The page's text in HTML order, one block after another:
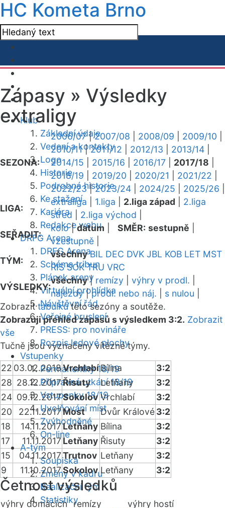
HC Kometa Brno
Klub
Základní údaje
Vedení a kontakty
Logo
Historie
Podrobná historie
Ke stažení
Kariéra
Redakce webu
DRFG Arena
DRFG Arena
Schéma tribun
Plánek areny
Virtuální prohlídka
Návštěvní řád
Veřejné bruslení
PRESS: pro novináře
Rozpis ledové plochy
Vstupenky
Permanentky 18/19
Přípravná utkání 18/19
Vstupenky 18/19
Uvolňování míst
Zvýhodněné
On-line
A-tým
Soupiska
Změny v kádru
Realizační tým
Statistiky
Zápasy » Výsledky
extraligy
SEZONA:
2006/07|2007/08 2008/09 2009/10
2010/11|2011/12 2012/13 2013/14
2014/15
2015/16 2016/17 2017/18
2018/19
2019/20 2020/21 2021/22
2022/23|2023/24 2024/25 2025/26
LIGA:
extraliga 1.liga 2.liga západ
2.liga
střed
2.liga východ
SEŘADIT:
kolo|datum SMĚR: sestupně
vzestupně
TÝM:
všechny BIL DEC DVK JBL KOB LET MST
RIS SOK TRU VRC
VÝSLEDKY:
všechny| remízy výhry v prodl.
nájezdy|prodl. nebo náj. s nulou
Zobrazittabulkutéto sezóny a soutěže.
Zobrazuji přehled zápasů s výsledkem 3:2. Zobrazit
vše
Tučně jsou vyznačeny vítězné týmy.
22 03.02.2018VrchlabíBílina
3:2
28 28.12.2017Řisuty Letňany
3:2
24 09.12.2017Sokolov Vrchlabí
3:2
20
22.11.2017Most Dvůr Králové3:2
18
14.11.2017Letňany Bílina
3:2
17
11.11.2017Letňany Řisuty
3:2
15
04.11.2017Trutnov Letňany
3:2
9
11.10.2017Sokolov Letňany 3:2
Četnost výsledků
výhry domácíchremízy výhry hostí